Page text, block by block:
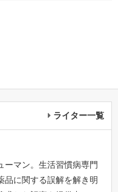
ライター一覧
ーマン。生活習慣病専門
品に関する誤解を解き明